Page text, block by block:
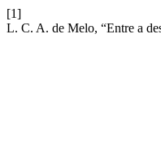
[1]
L. C. A. de Melo, “Entre a